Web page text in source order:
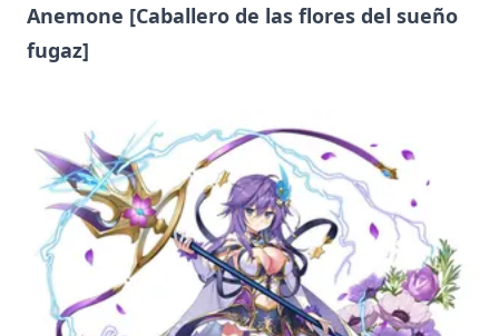
Anemone [Caballero de las flores del sueño
fugaz]